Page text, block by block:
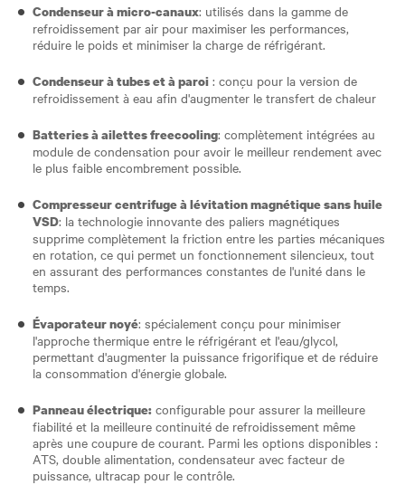
Condenseur à micro-canaux: utilisés dans la gamme de
refroidissement par air pour maximiser les performances,
réduire le poids et minimiser la charge de réfrigérant.
Condenseur à tubes et à paroi : conçu pour la version de
refroidissement à eau afin d'augmenter le transfert de chaleur
Batteries à ailettes freecooling: complètement intégrées au
module de condensation pour avoir le meilleur rendement avec
le plus faible encombrement possible.
Compresseur centrifuge à lévitation magnétique sans huile
VSD: la technologie innovante des paliers magnétiques
supprime complètement la friction entre les parties mécaniques
en rotation, ce qui permet un fonctionnement silencieux, tout
en assurant des performances constantes de l'unité dans le
temps.
Évaporateur noyé: spécialement conçu pour minimiser
l'approche thermique entre le réfrigérant et l'eau/glycol,
permettant d'augmenter la puissance frigorifique et de réduire
la consommation d'énergie globale.
Panneau électrique: configurable pour assurer la meilleure
fiabilité et la meilleure continuité de refroidissement même
après une coupure de courant. Parmi les options disponibles :
ATS, double alimentation, condensateur avec facteur de
puissance, ultracap pour le contrôle.